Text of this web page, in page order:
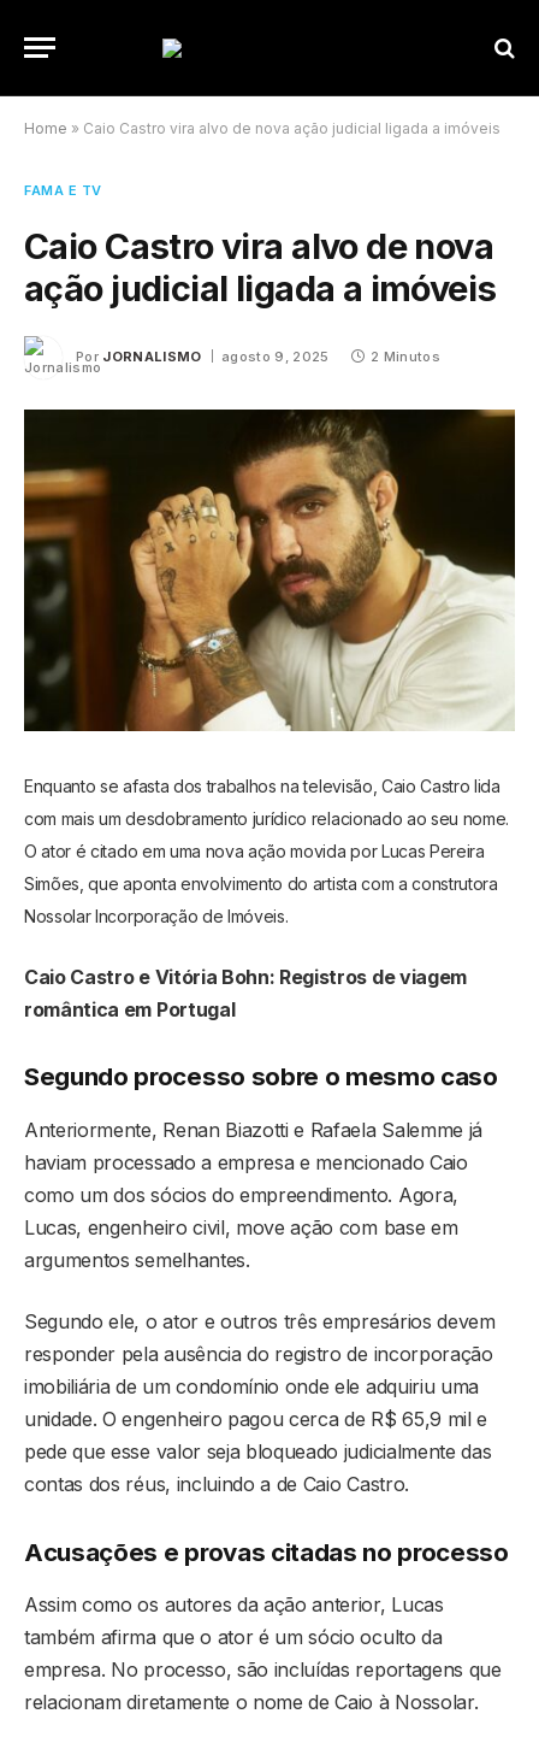
Home » Caio Castro vira alvo de nova ação judicial ligada a imóveis
FAMA E TV
Caio Castro vira alvo de nova
ação judicial ligada a imóveis
Por JORNALISMO agosto 9, 2025 2 Minutos
Enquanto se afasta dos trabalhos na televisão, Caio Castro lida
com mais um desdobramento jurídico relacionado ao seu nome.
O ator é citado em uma nova ação movida por Lucas Pereira
Simões, que aponta envolvimento do artista com a construtora
Nossolar Incorporação de Imóveis.
Caio Castro e Vitória Bohn: Registros de viagem
romântica em Portugal
Segundo processo sobre o mesmo caso
Anteriormente, Renan Biazotti e Rafaela Salemme já
haviam processado a empresa e mencionado Caio
como um dos sócios do empreendimento. Agora,
Lucas, engenheiro civil, move ação com base em
argumentos semelhantes.
Segundo ele, o ator e outros três empresários devem
responder pela ausência do registro de incorporação
imobiliária de um condomínio onde ele adquiriu uma
unidade. O engenheiro pagou cerca de R$ 65,9 mil e
pede que esse valor seja bloqueado judicialmente das
contas dos réus, incluindo a de Caio Castro.
Acusações e provas citadas no processo
Assim como os autores da ação anterior, Lucas
também afirma que o ator é um sócio oculto da
empresa. No processo, são incluídas reportagens que
relacionam diretamente o nome de Caio à Nossolar.